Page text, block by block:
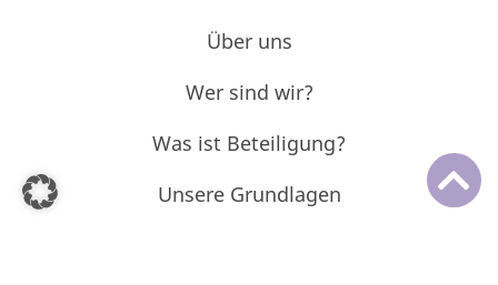
Über uns
Wer sind wir?
Was ist Beteiligung?
Unsere Grundlagen